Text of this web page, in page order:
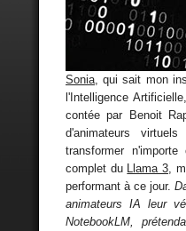
Sonia , qui sait mon
l'Intelligence
contée par Benoit
d'animateurs
transformer
complet du
Llama 3 ,
performant à ce jour.
animateurs IA leur
NotebookLM,